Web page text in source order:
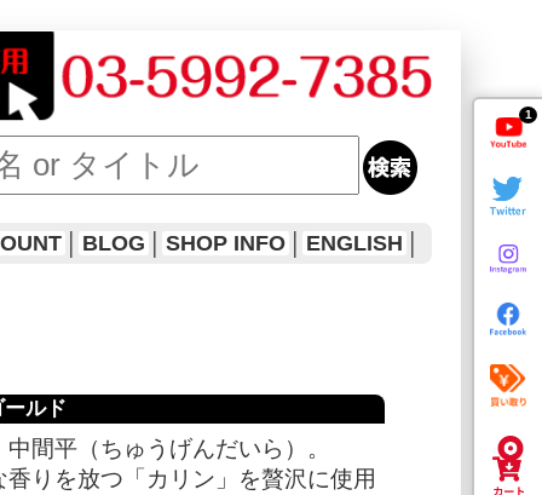
1
BLOG SHOP INFO ENGLISH
ルド
間平（ちゅうげんだいら）。
りを放つ「カリン」を贅沢に使用